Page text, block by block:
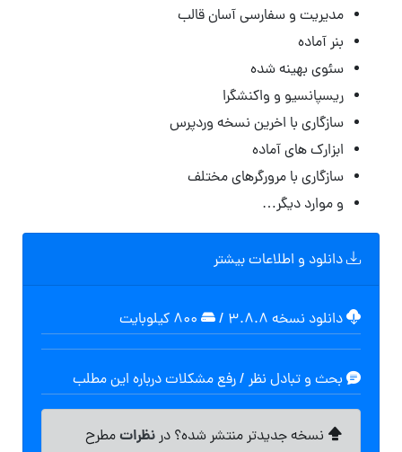
مدیریت و سفارسی آسان قالب
بنر آماده
سئوی بهینه شده
ریسپانسیو و واکنشگرا
سازگاری با اخرین نسخه وردپرس
ابزارک های آماده
سازگاری با مرورگرهای مختلف
و موارد دیگر…
دانلود و اطلاعات بیشتر
دانلود نسخه ۳.۸.۸ /
بحث و تبادل نظر / رفع مشکلات درباره این مطلب
نسخه جدیدتر منتشر شده؟ درنظراتمطرح